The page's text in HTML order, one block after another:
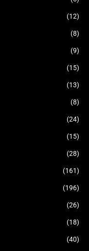
(12)
(8)
(9)
(15)
(13)
(8)
(24)
(15)
(28)
(161)
(196)
(26)
(18)
(40)